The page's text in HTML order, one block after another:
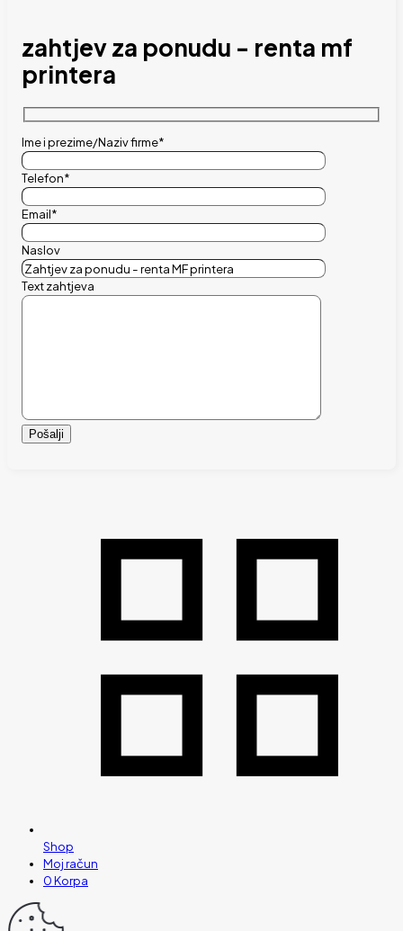
zahtjev za ponudu - renta mf
printera
Ime i prezime/Naziv firme*
Telefon*
Email*
Naslov
Text zahtjeva
Shop
Moj račun
0Korpa